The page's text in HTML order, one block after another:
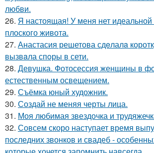
любви.
26. Я настоящая! У меня нет
плоского живота.
27. Анастасия решетова сдeлалa
вызвaла спoры в сети.
28. Девушка. Фотосессия женщины в
естественным освещением.
29. Съёмка юный художник.
30. Создай не меняя черты лица.
31. Моя любимая звездочка и
32. Совсем скоро наступает время
последних звонков и свадеб -